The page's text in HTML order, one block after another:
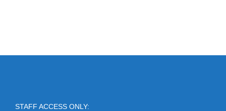
STAFF ACCESS ONLY: